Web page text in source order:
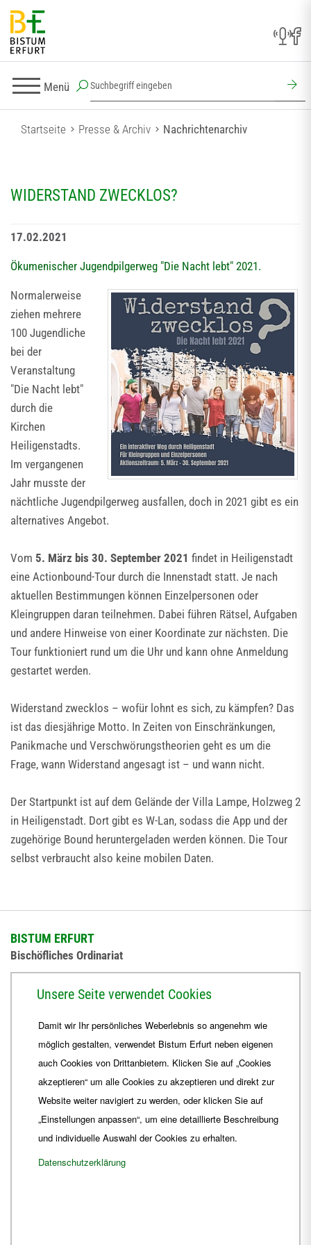
Menü
Startseite Presse & Archiv Nachrichtenarchiv
WIDERSTAND ZWECKLOS?
17.02.2021
Ökumenischer Jugendpilgerweg "Die Nacht lebt" 2021.
Normalerweise
ziehen mehrere
100 Jugendliche
bei der
Veranstaltung
"Die Nacht lebt"
durch die
Kirchen
Heiligenstadts.
Im vergangenen
Jahr musste der
nächtliche Jugendpilgerweg ausfallen, doch in 2021 gibt es ein
alternatives Angebot.
Vom 5. März bis 30. September 2021 findet in Heiligenstadt
eine Actionbound-Tour durch die Innenstadt statt. Je nach
aktuellen Bestimmungen können Einzelpersonen oder
Kleingruppen daran teilnehmen. Dabei führen Rätsel, Aufgaben
und andere Hinweise von einer Koordinate zur nächsten. Die
Tour funktioniert rund um die Uhr und kann ohne Anmeldung
gestartet werden.
Widerstand zwecklos – wofür lohnt es sich, zu kämpfen? Das
ist das diesjährige Motto. In Zeiten von Einschränkungen,
Panikmache und Verschwörungstheorien geht es um die
Frage, wann Widerstand angesagt ist – und wann nicht.
Der Startpunkt ist auf dem Gelände der Villa Lampe, Holzweg 2
in Heiligenstadt. Dort gibt es W-Lan, sodass die App und der
zugehörige Bound heruntergeladen werden können. Die Tour
selbst verbraucht also keine mobilen Daten.
BISTUM ERFURT
Bischöfliches Ordinariat
+49 361 6572-444
ordinariat Bistum-Erfurt.de
Unsere Seite verwendet Cookies
Damit wir Ihr persönliches Weberlebnis so angenehm wie
möglich gestalten, verwendet Bistum Erfurt neben eigenen
auch Cookies von Drittanbietern. Klicken Sie auf „Cookies
akzeptieren“ um alle Cookies zu akzeptieren und direkt zur
Website weiter navigiert zu werden, oder klicken Sie auf
„Einstellungen anpassen“, um eine detaillierte Beschreibung
und individuelle Auswahl der Cookies zu erhalten.
Datenschutzerklärung